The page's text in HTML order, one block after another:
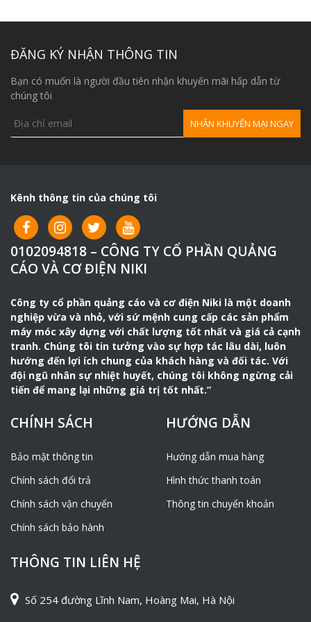
Thao tác sử dụng máy cắt đơn giản, không gây mệt mỏi,
tính an toàn cao.
Máy Cắt Thủy Lực RC-25 thiết kế dạng cầm tay, trọng
lượng nặng 24.5kg, mô tơ chổi than thay thế nhanh
Máy cắt sắt thủy lực điện thiết kế lưỡi cắt hợp kim siêu
bền được tôi theo theo độ cứng tiêu chuẩn Nhật Bản,
ĐĂNG KÝ NHẬN THÔNG TIN
Bạn có muốn là người đầu tiên nhận khuyến mãi hấp dẫn từ
chúng tôi
Kênh thông tin của chúng tôi
0102094818 – CÔNG TY CỔ PHẦN QUẢNG
CÁO VÀ CƠ ĐIỆN NIKI
Công ty cổ phần quảng cáo và cơ điện Niki là một doanh
nghiệp vừa và nhỏ, với sứ mệnh cung cấp các sản phẩm
máy móc xây dựng với chất lượng tốt nhất và giá cả cạnh
tranh. Chúng tôi tin tưởng vào sự hợp tác lâu dài, luôn
hướng đến lợi ích chung của khách hàng và đối tác. Với
đội ngũ nhân sự nhiệt huyết, chúng tôi không ngừng cải
tiến để mang lại những giá trị tốt nhất.”
CHÍNH SÁCH
Bảo mật thông tin
Chính sách đổi trả
Chính sách vận chuyển
Chính sách bảo hành
HƯỚNG DẪN
Hướng dẫn mua hàng
Hình thức thanh toán
Thông tin chuyển khoản
THÔNG TIN LIÊN HỆ
Số 254 đường Lĩnh Nam, Hoàng Mai, Hà Nội